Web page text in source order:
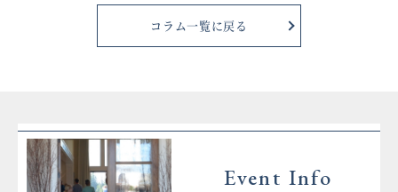
コラム一覧に戻る
Event Info